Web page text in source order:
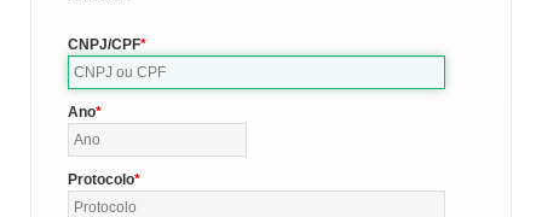
CNPJ/CPF
Ano
Protocolo